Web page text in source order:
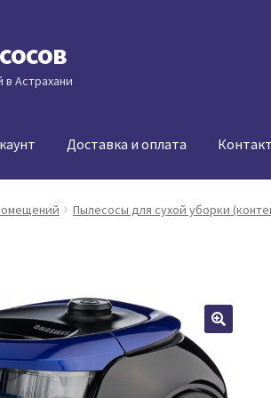
Астрахани
Доставка и оплата
Пылесосы для сухой уборки